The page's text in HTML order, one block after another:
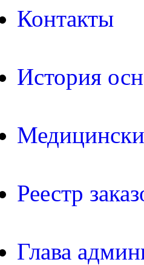
Контакты
История
Реестр
Глава